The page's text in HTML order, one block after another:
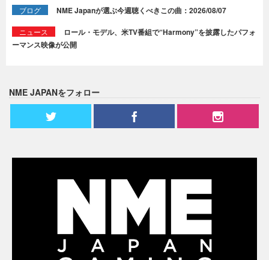
ブログ NME Japanが選ぶ今週聴くべきこの曲：2026/08/07
ニュース
ロール・モデル、米TV番組で“Harmony”を披露したパフォ
ーマンス映像が公開
NME JAPANをフォロー